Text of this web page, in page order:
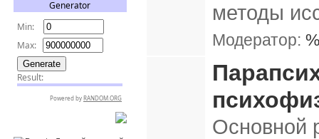
методы
Модератор:
Основной